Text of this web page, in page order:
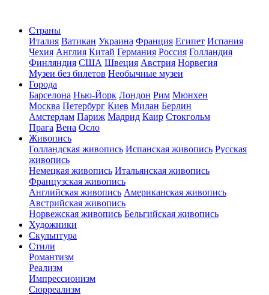
Страны
Италия Ватикан Украина Франция Египет Испания
Чехия Англия Китай Германия Россия Голландия
Финляндия США Швеция Австрия Норвегия
Музеи без билетов Необычные музеи
Города
Барселона Нью-Йорк Лондон Рим Мюнхен
Москва Петербург Киев Милан Берлин
Амстердам Париж Мадрид Каир Стокгольм
Прага Вена Осло
Живопись
Голландская живопись Испанская живопись Русская
живопись
Немецкая живопись Итальянская живопись
Французская живопись
Английская живопись Американская живопись
Австрийская живопись
Норвежская живопись Бельгийская живопись
Художники
Скульптура
Стили
Романтизм
Реализм
Импрессионизм
Сюрреализм